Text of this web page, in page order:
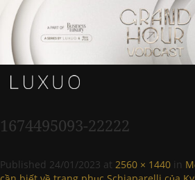
1674495093-22222
Published 24/01/2023 at 2560 × 1440 in